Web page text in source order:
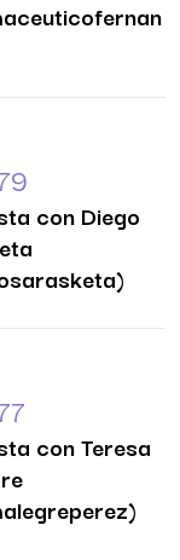
con Diego
con Teresa